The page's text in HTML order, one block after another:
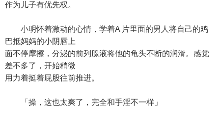
作为儿子有优先权。
小明怀着激动的心情，学着A 片里面的男人将自己的鸡
巴抵妈妈的小阴唇上
面不停摩擦，分泌的前列腺液将他的龟头不断的润滑。感觉
差不多了，开始稍微
用力着挺着屁股往前推进。
「操，这也太爽了，完全和手淫不一样」